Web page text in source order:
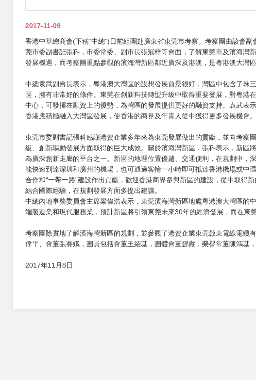
2017-11-09
香港中華總商會(下稱“中總”)日前組團赴廣東省東莞市考察。考察團由該會
莞市委副書記張科，市委常委、副市長張冠梓等會面，了解東莞市及濱海灣
發展機遇，而考察團重點參觀的濱海灣新區鄰近廣深及港澳，是粵港澳大灣
中總袁武副會長表示，粵港澳大灣區的設想發展前景很好，灣區中包含了珠
區，擁有非常好的條件。東莞在創新科技轉型升級中取得重要發展，對粵港
中心，可發揮在融資上的優勢，為灣區的發展提供更好的融資支持。袁武表
香港應積極融入大灣區發展，使香港的商界及年青人從中獲得更多發展機會。
東莞市委副書記張科感謝港資企業多年來為東莞發展做出的貢獻，並向考察
級、創新驅動發展方面取得的巨大成效。關於濱海灣新區，張科表示，新區
為廣深創新走廊的平台之一。新區的地理位置優越、交通便利，在規劃中，
能快速到達深圳和廣州的機場，也可通過客輪一小時即可抵達香港機場或中
合作和“一帶一路”建設作出貢獻，歡迎香港商界參與新區的建設，從中取得
結合國際經驗，在規劃發展方面多提出建議。
中總內地事務委員會主席梁偉浩表示，東莞濱海灣新區地處粵港澳大灣區的
端製造業和現代服務業，預計新區將引領東莞未來30年的經濟發展，而在東
考察團除實地了解濱海灣新區的規劃，並參觀了港資企業東莞啟東電線電纜
偉平、會董張賽娥，團員包括會董王紹基，團體會董鄧燾，榮譽常董陳鴻基
2017年11月8日